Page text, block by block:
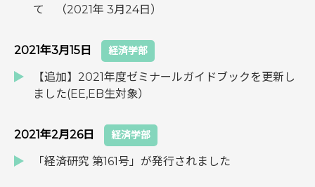
て （2021年 3月24日）
2021年3月15日 経済学部
【追加】2021年度ゼミナールガイドブックを更新し
ました(EE,EB生対象）
2021年2月26日 経済学部
「経済研究 第161号」が発行されました